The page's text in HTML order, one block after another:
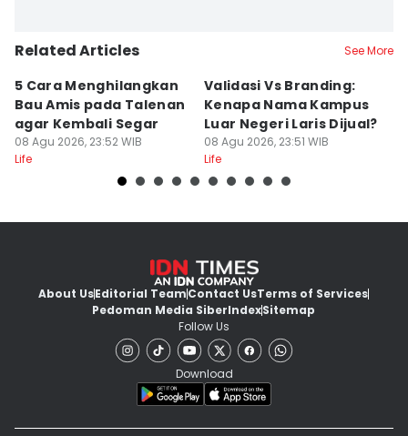
Related Articles See More
5 Cara Menghilangkan
Bau Amis pada Talenan
agar Kembali Segar
08 Agu 2026, 23:52 WIB
Life
Validasi Vs Branding:
Kenapa Nama Kampus
Luar Negeri Laris Dijual?
08 Agu 2026, 23:51 WIB
Life
About UsEditorial TeamContact UsTerms of Services
Pedoman Media SiberIndexSitemap
Follow Us
Download